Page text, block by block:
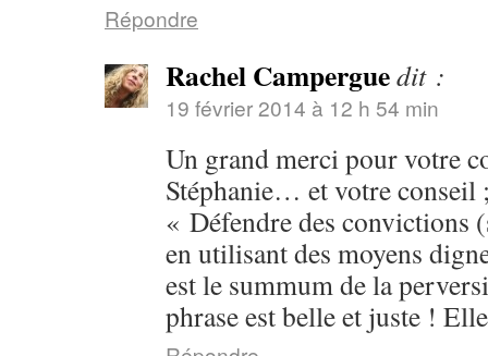
Répondre
Rachel Camperguedit :
19 février 2014 à 12 h 54 min
Un grand merci pour votre
Stéphanie… et votre conseil
« Défendre des convictions
en utilisant des moyens
est le summum de la
phrase est belle et juste !